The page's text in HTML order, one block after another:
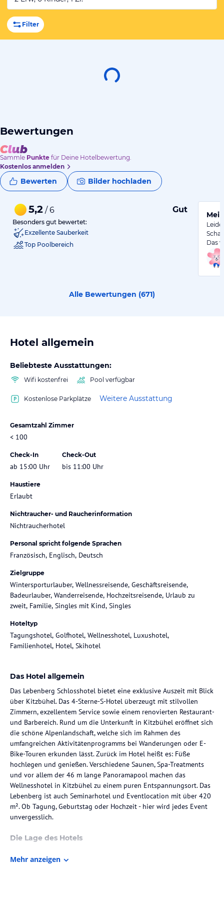
Filter
Bewertungen
Sammle Punkte für Deine Hotelbewertung.
Kostenlos anmelden
Bewerten Bilder hochladen
5,2 / 6 Gut
Besonders gut bewertet:
Exzellente Sauberkeit
Top Poolbereich
Das
Alle Bewertungen (671)
Hotel allgemein
Beliebteste Ausstattungen:
Wifi kostenfrei Pool verfügbar
Kostenlose Parkplätze Weitere Ausstattung
Gesamtzahl Zimmer
< 100
Check-In
ab 15:00 Uhr
Check-Out
bis 11:00 Uhr
Haustiere
Erlaubt
Nichtraucher- und Raucherinformation
Nichtraucherhotel
Personal spricht folgende Sprachen
Französisch, Englisch, Deutsch
Zielgruppe
Wintersporturlauber, Wellnessreisende, Geschäftsreisende,
Badeurlauber, Wanderreisende, Hochzeitsreisende, Urlaub zu
zweit, Familie, Singles mit Kind, Singles
Hoteltyp
Tagungshotel, Golfhotel, Wellnesshotel, Luxushotel,
Familienhotel, Hotel, Skihotel
Das Hotel allgemein
Das Lebenberg Schlosshotel bietet eine exklusive Auszeit mit Blick
über Kitzbühel. Das 4-Sterne-S-Hotel überzeugt mit stilvollen
Zimmern, exzellentem Service sowie einem renovierten Restaurant-
und Barbereich. Rund um die Unterkunft in Kitzbühel eröffnet sich
die schöne Alpenlandschaft, welche sich im Rahmen des
umfangreichen Aktivitätenprogramms bei Wanderungen oder E-
Bike-Touren erkunden lässt. Zurück im Hotel heißt es: Füße
hochlegen und genießen. Verschiedene Saunen, Spa-Treatments
und vor allem der 46 m lange Panoramapool machen das
Wellnesshotel in Kitzbühel zu einem puren Entspannungsort. Das
Lebenberg ist auch Seminarhotel und Eventlocation mit über 420
m². Ob Tagung, Geburtstag oder Hochzeit - hier wird jedes Event
unvergesslich.
Die Lage des Hotels
Lebenberg mit Blick über die imposante Kulisse der Alpen. In nur
Mehr anzeigen